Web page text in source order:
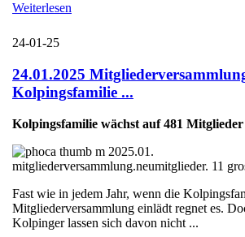
Weiterlesen
24-01-25
24.01.2025
Kolpingsfamilie ...
Kolpingsfamilie wächst auf 481 Mitglieder
Fast wie in jedem Jahr, wenn die
Mitgliederversammlung einlädt regnet es.
Kolpinger lassen sich davon nicht ...